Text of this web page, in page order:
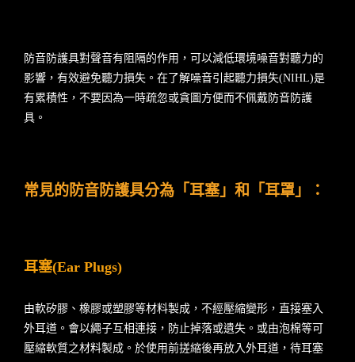
防音防護具對聲音有阻隔的作用，可以減低環境噪音對聽力的
影響，有效避免聽力損失。在了解噪音引起聽力損失(NIHL)是
有累積性，不要因為一時疏忽或貪圖方便而不佩戴防音防護
具。
常見的防音防護具分為「耳塞」和「耳罩」：
耳塞(Ear Plugs)
由軟矽膠、橡膠或塑膠等材料製成，不經壓縮變形，直接塞入
外耳道。會以繩子互相連接，防止掉落或遺失。或由泡棉等可
壓縮軟質之材料製成。於使用前搓縮後再放入外耳道，待耳塞